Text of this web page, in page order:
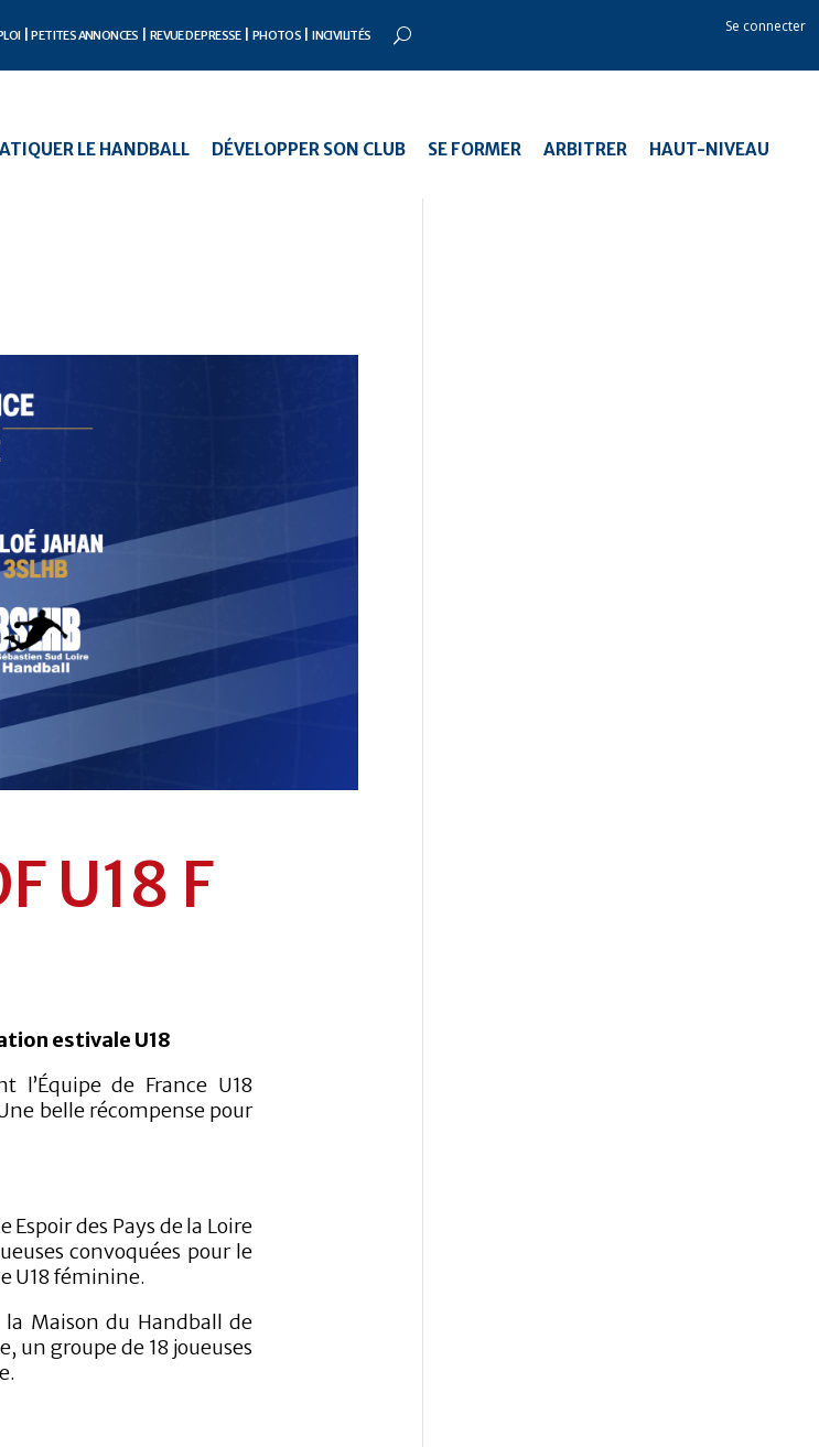
PETITES ANNONCES REVUE DE PRESSE PHOTOS INCIVILITÉS
Se connecter
LE HANDBALL DÉVELOPPER SON CLUB SE FORMER ARBITRER HAUT-NIVEAU
U18 F
estivale U18
l’Équipe de France U18
belle récompense pour
Espoir des Pays de la Loire
convoquées pour le
U18 féminine.
Maison du Handball de
un groupe de 18 joueuses